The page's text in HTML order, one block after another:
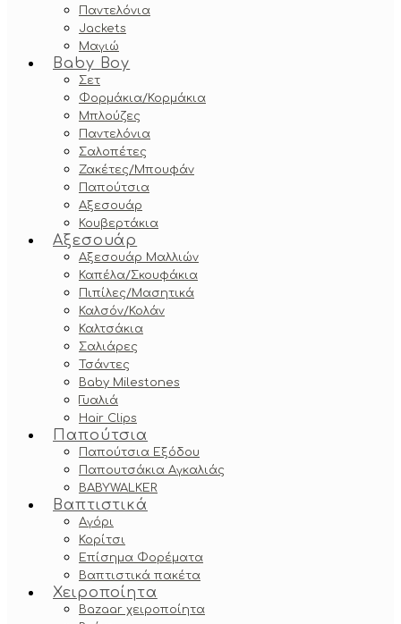
Παντελόνια
Jackets
Μαγιώ
Baby Boy
Σετ
Φορμάκια/Κορμάκια
Μπλούζες
Παντελόνια
Σαλοπέτες
Ζακέτες/Μπουφάν
Παπούτσια
Αξεσουάρ
Κουβερτάκια
Αξεσουάρ
Αξεσουάρ Μαλλιών
Καπέλα/Σκουφάκια
Πιπίλες/Μασητικά
Καλσόν/Κολάν
Καλτσάκια
Σαλιάρες
Τσάντες
Baby Milestones
Γυαλιά
Hair Clips
Παπούτσια
Παπούτσια Εξόδου
Παπουτσάκια Αγκαλιάς
BABYWALKER
Βαπτιστικά
Αγόρι
Κορίτσι
Επίσημα Φορέματα
Βαπτιστικά πακέτα
Χειροποίητα
Bazaar χειροποίητα